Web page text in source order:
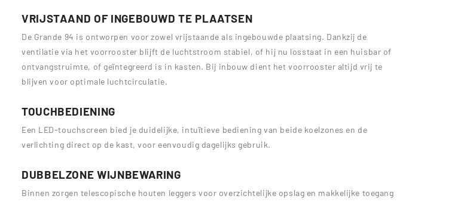
VRIJSTAAND OF INGEBOUWD TE PLAATSEN
De Grande 94 is ontworpen voor zowel vrijstaande als ingebouwde plaatsing. Dankzij de
ventilatie via het voorrooster blijft de luchtstroom stabiel, of hij nu losstaat in een huisbar of
ontvangstruimte, of geïntegreerd is in kasten. Bij inbouw dient het voorrooster altijd vrij te
blijven voor optimale luchtcirculatie.
TOUCHBEDIENING
Een LED-touchscreen bied je duidelijke, intuïtieve bediening van beide koelzones en de
verlichting direct op de kast, voor eenvoudig dagelijks gebruik.
DUBBELZONE WIJNBEWARING
Binnen zorgen telescopische houten leggers voor overzichtelijke opslag en makkelijke toegang